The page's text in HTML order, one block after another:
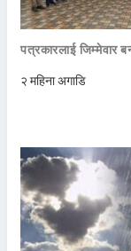
पत्रकारलाई जिम्मेवार
२ महिना अगाडि